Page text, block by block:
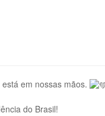
em nossas mãos.
do Brasil!